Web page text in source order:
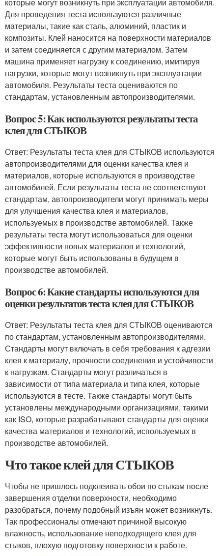
Для проведения теста используются различные
материалы, такие как сталь, алюминий, пластик и
композиты. Клей наносится на поверхности материалов
и затем соединяется с другим материалом. Затем
машина применяет нагрузку к соединению, имитируя
нагрузки, которые могут возникнуть при эксплуатации
автомобиля. Результаты теста оцениваются по
стандартам, установленным автопроизводителями.
Вопрос 5: Как используются результаты теста
клея для СТЫКОВ
Ответ: Результаты теста клея для СТЫКОВ используются
автопроизводителями для оценки качества клея и
материалов, которые используются в производстве
автомобилей. Если результаты теста не соответствуют
стандартам, автопроизводители могут принимать меры
для улучшения качества клея и материалов,
используемых в производстве автомобилей. Также
результаты теста могут использоваться для оценки
эффективности новых материалов и технологий,
которые могут быть использованы в будущем в
производстве автомобилей.
Вопрос 6: Какие стандарты используются для
оценки результатов теста клея для СТЫКОВ
Ответ: Результаты теста клея для СТЫКОВ оцениваются
по стандартам, установленным автопроизводителями.
Стандарты могут включать в себя требования к адгезии
клея к материалу, прочности соединения и устойчивости
к нагрузкам. Стандарты могут различаться в
зависимости от типа материала и типа клея, которые
используются в тесте. Также стандарты могут быть
установлены международными организациями, такими
как ISO, которые разрабатывают стандарты для оценки
качества материалов и технологий, используемых в
производстве автомобилей.
Что такое клей для СТЫКОВ
Чтобы не пришлось подклеивать обои по стыкам после
завершения отделки поверхности, необходимо
разобраться, почему подобный изъян может возникнуть.
Так профессионалы отмечают причиной высокую
влажность, использование неподходящего клея для
стыков, плохую подготовку поверхности к работе.